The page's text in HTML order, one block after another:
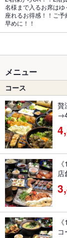
名様まで入るお席はゆ
座れるお得感！！ご予
早めに！！
メニュー
コース
贅